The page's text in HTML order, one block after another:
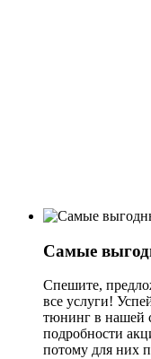
Самые
Спешите,
все услуги!
тюнинг в нашей
подробности
потому для них